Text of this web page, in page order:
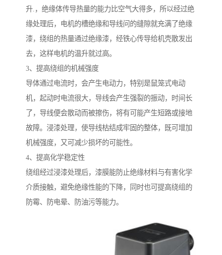
升.，绝缘体传导热量的能力比空气大得多，所以经过绝
缘处理后，电机的槽绝缘和导线问的缝隙就充满了绝缘
漆，绕组的热量通过绝缘漆，经铁心传导给机壳散发出
去，这样电机的温升就过高。
3、提高绕组的机械强度
导体通过电流时，会产生电动力，特别是鼠笼式电动
机，起动时电流很大，导线会产生强裂的振动，时间长
了，导线便会散动而被擦伤，将有可能产生短路或接地
故障。浸漆处理，使导线枯结成牢固的整体，既可增加
机械强度，又可减少损坏的可能性。
4、提高化学稳定性
绕组经过浸漆处理后，漆膜能防止绝缘材料与有害化学
介质接触，避免绝缘性能的下降，同时也可提高绕组的
防霉、防电晕、防油污等能力。